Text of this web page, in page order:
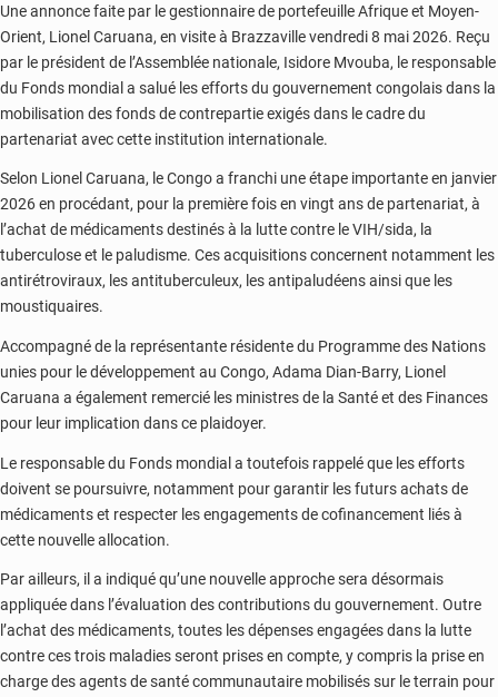
Une annonce faite par le gestionnaire de portefeuille Afrique et Moyen-
Orient, Lionel Caruana, en visite à Brazzaville vendredi 8 mai 2026. Reçu
par le président de l’Assemblée nationale, Isidore Mvouba, le responsable
du Fonds mondial a salué les efforts du gouvernement congolais dans la
mobilisation des fonds de contrepartie exigés dans le cadre du
partenariat avec cette institution internationale.
Selon Lionel Caruana, le Congo a franchi une étape importante en janvier
2026 en procédant, pour la première fois en vingt ans de partenariat, à
l’achat de médicaments destinés à la lutte contre le VIH/sida, la
tuberculose et le paludisme. Ces acquisitions concernent notamment les
antirétroviraux, les antituberculeux, les antipaludéens ainsi que les
moustiquaires.
Accompagné de la représentante résidente du Programme des Nations
unies pour le développement au Congo, Adama Dian-Barry, Lionel
Caruana a également remercié les ministres de la Santé et des Finances
pour leur implication dans ce plaidoyer.
Le responsable du Fonds mondial a toutefois rappelé que les efforts
doivent se poursuivre, notamment pour garantir les futurs achats de
médicaments et respecter les engagements de cofinancement liés à
cette nouvelle allocation.
Par ailleurs, il a indiqué qu’une nouvelle approche sera désormais
appliquée dans l’évaluation des contributions du gouvernement. Outre
l’achat des médicaments, toutes les dépenses engagées dans la lutte
contre ces trois maladies seront prises en compte, y compris la prise en
charge des agents de santé communautaire mobilisés sur le terrain pour